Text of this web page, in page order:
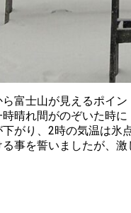
富士山が見えるポイ
晴れ間がのぞいた時に
がり、2時の気温は氷
事を誓いましたが、